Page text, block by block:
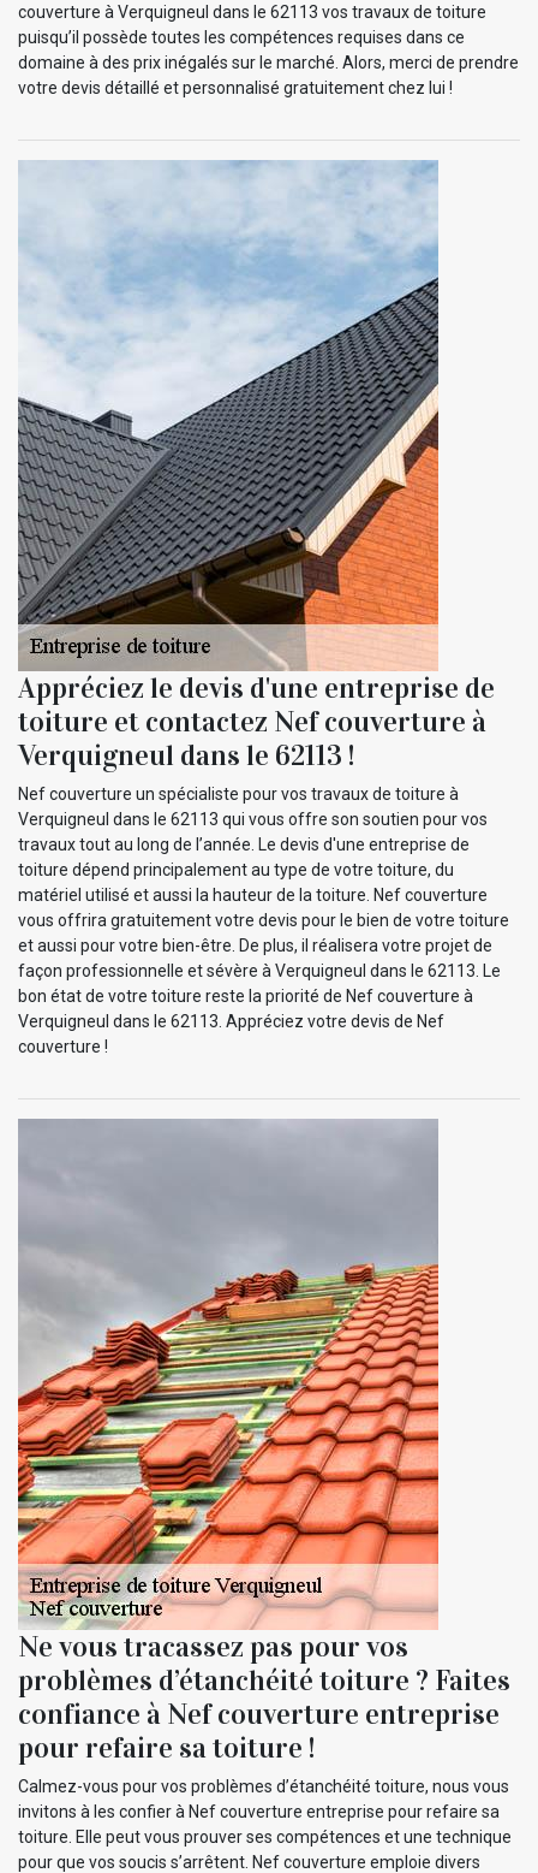
couverture à Verquigneul dans le 62113 vos travaux de toiture
puisqu’il possède toutes les compétences requises dans ce
domaine à des prix inégalés sur le marché. Alors, merci de prendre
votre devis détaillé et personnalisé gratuitement chez lui !
Appréciez le devis d'une entreprise de
toiture et contactez Nef couverture à
Verquigneul dans le 62113 !
Nef couverture un spécialiste pour vos travaux de toiture à
Verquigneul dans le 62113 qui vous offre son soutien pour vos
travaux tout au long de l’année. Le devis d'une entreprise de
toiture dépend principalement au type de votre toiture, du
matériel utilisé et aussi la hauteur de la toiture. Nef couverture
vous offrira gratuitement votre devis pour le bien de votre toiture
et aussi pour votre bien-être. De plus, il réalisera votre projet de
façon professionnelle et sévère à Verquigneul dans le 62113. Le
bon état de votre toiture reste la priorité de Nef couverture à
Verquigneul dans le 62113. Appréciez votre devis de Nef
couverture !
Ne vous tracassez pas pour vos
problèmes d’étanchéité toiture ? Faites
confiance à Nef couverture entreprise
pour refaire sa toiture !
Calmez-vous pour vos problèmes d’étanchéité toiture, nous vous
invitons à les confier à Nef couverture entreprise pour refaire sa
toiture. Elle peut vous prouver ses compétences et une technique
pour que vos soucis s’arrêtent. Nef couverture emploie divers